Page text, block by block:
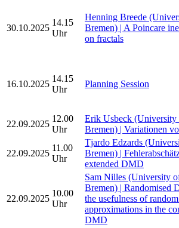
30.10.2025
14.15
Uhr
Henning Breede
Bremen) | A Poincare
on fractals
16.10.2025
14.15
Uhr
Planning Session
22.09.2025
12.00
Uhr
Erik Usbeck (University
Bremen) | Variationen
22.09.2025
11.00
Uhr
Tjardo Edzards
Bremen) |
extended DMD
22.09.2025
10.00
Uhr
Sam Nilles (University
Bremen) | Randomised
the usefulness of
approximations in the
DMD